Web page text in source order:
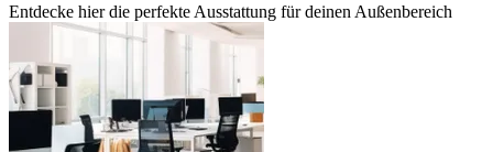
Entdecke hier die perfekte Ausstattung für deinen Außenbereich